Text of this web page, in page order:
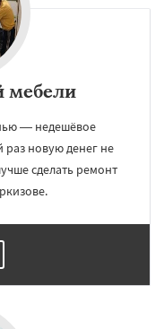
мебели
— недешёвое
раз новую денег не
сделать ремонт